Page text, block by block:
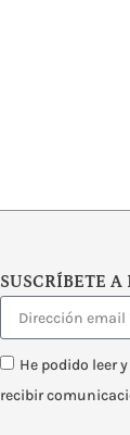
SUSCRÍBETE A
He podido leer
recibir